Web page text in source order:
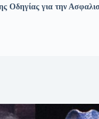
Οδηγίας για την